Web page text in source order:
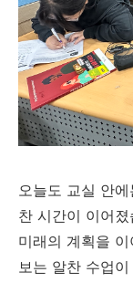
오늘도 교실 안
찬 시간이 이어
미래의 계획을
보는 알찬 수업